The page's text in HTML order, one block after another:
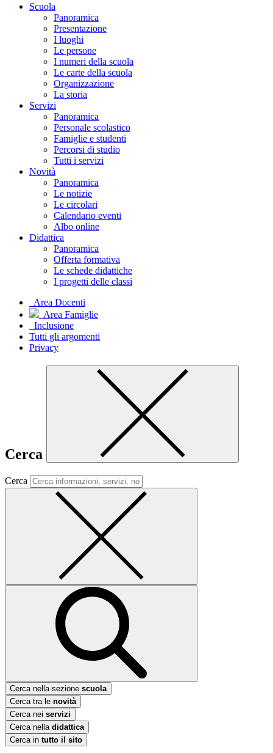
Scuola
Panoramica
Presentazione
I luoghi
Le persone
I numeri della scuola
Le carte della scuola
Organizzazione
La storia
Servizi
Panoramica
Personale scolastico
Famiglie e studenti
Percorsi di studio
Tutti i servizi
Novità
Panoramica
Le notizie
Le circolari
Calendario eventi
Albo online
Didattica
Panoramica
Offerta formativa
Le schede didattiche
I progetti delle classi
Area Docenti
Area Famiglie
Inclusione
Tutti gli argomenti
Privacy
Cerca
Cerca
Cerca nella sezione scuola
Cerca tra le novità
Cerca nei servizi
Cerca nella didattica
Cerca in tutto il sito